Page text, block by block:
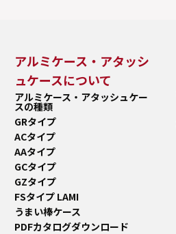
アルミケース・アタッシ
ュケースについて
アルミケース・アタッシュケー
スの種類
GRタイプ
ACタイプ
AAタイプ
GCタイプ
GZタイプ
FSタイプ LAMI
うまい棒ケース
PDFカタログダウンロード